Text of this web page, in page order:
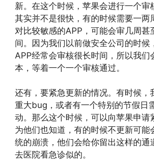
新。在这个时候，苹果会进行一个审
其实并不是很快，有的时候需要一两
对比较敏感的APP，可能会审几周甚
间。因为我们以前做安全公司的时候
APP经常会审核很长时间，所以我们
本，等着一个一个审核通过。
还有，要紧急更新的情况。有时候，
重大bug，或者有一个特别的节假日
动。那么这个时候，可以向苹果申请
为他们也知道，有的时候不更新可能
统的崩溃，他们会给你留出这样的通
去医院看急诊似的。